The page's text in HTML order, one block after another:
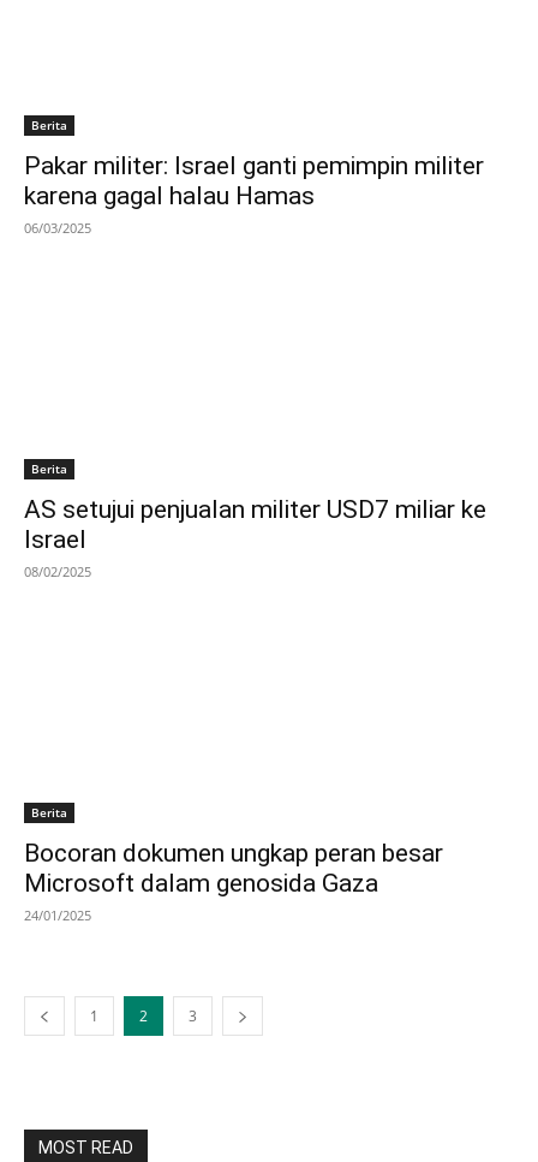
Berita
Pakar militer: Israel ganti pemimpin militer
karena gagal halau Hamas
06/03/2025
Berita
AS setujui penjualan militer USD7 miliar ke
Israel
08/02/2025
Berita
Bocoran dokumen ungkap peran besar
Microsoft dalam genosida Gaza
24/01/2025
1 2 3
MOST READ